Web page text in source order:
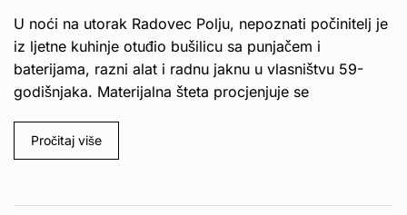
U noći na utorak Radovec Polju, nepoznati počinitelj je
iz ljetne kuhinje otuđio bušilicu sa punjačem i
baterijama, razni alat i radnu jaknu u vlasništvu 59-
godišnjaka. Materijalna šteta procjenjuje se
Pročitaj više